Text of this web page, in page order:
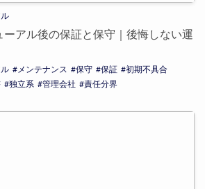
ーアル後の保証と保守｜後悔しない運
メンテナンス 保守 保証
初期不具合
独立系 管理会社 責任分界